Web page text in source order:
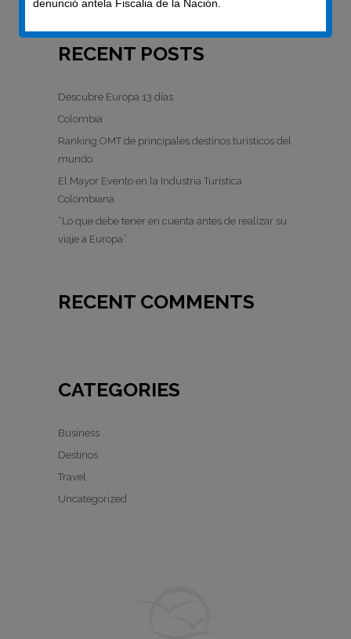
RECENT POSTS
Descubre Europa 13 días
Colombia
Ranking OMT de principales destinos turísticos del
mundo
El Mayor Evento en la Industria Turística
Colombiana
“Lo que debe tener en cuenta antes de realizar su
viaje a Europa”
RECENT COMMENTS
CATEGORIES
Business
Destinos
Travel
Uncategorized
denunció antela Fiscalia de la Nación.